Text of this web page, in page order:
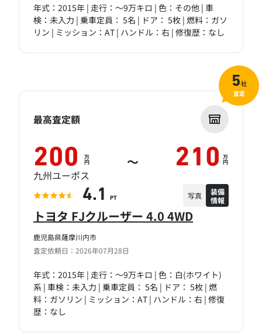
年式：2015年 | 走行：～9万キロ | 色：その他 | 車
検：未入力 | 乗車定員： 5名 | ドア： 5枚 | 燃料：ガソ
リン | ミッション：AT | ハンドル：右 | 修復歴：なし
鹿児島県薩摩川内市
査定依頼日：2026年07月28日
トヨタ FJクルーザー 4.0 4WD
年式：2015年 | 走行：～9万キロ | 色：白(ホワイト)
系 | 車検：未入力 | 乗車定員： 5名 | ドア： 5枚 | 燃
料：ガソリン | ミッション：AT | ハンドル：右 | 修復
歴：なし
最高査定額
200 万
円 ～ 210 万
円
九州ユーポス
4.1 PT 写真
装備
情報
5社
査定